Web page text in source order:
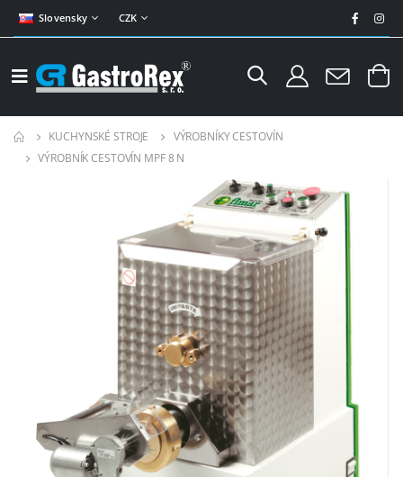
Slovensky CZK
KUCHYNSKÉ STROJE
VÝROBNÍKY CESTOVÍN
VÝROBNÍK CESTOVÍN MPF 8 N